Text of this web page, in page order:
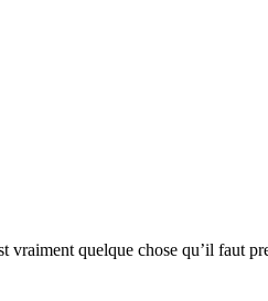
vraiment quelque chose qu’il faut